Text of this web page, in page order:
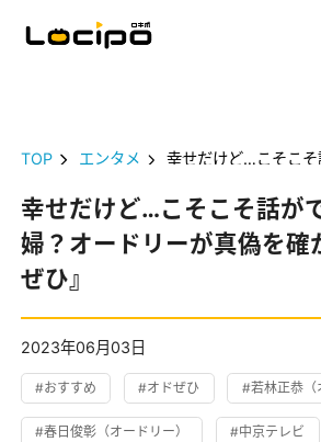
TOP エンタメ 幸せだけど…こそこそ話ができない夫婦？オ
幸せだけど…こそこそ話が
婦？オードリーが真偽を確
ぜひ』
2023年06月03日
#おすすめ #オドぜひ #若林正恭（
#春日俊彰（オードリー） #中京テレビ